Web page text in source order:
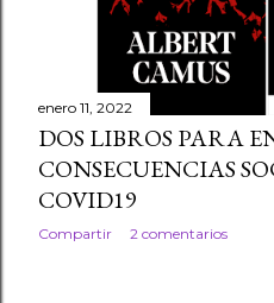
enero 11, 2022
DOS LIBROS PARA
CONSECUENCIAS
COVID19
Compartir 2 comentarios